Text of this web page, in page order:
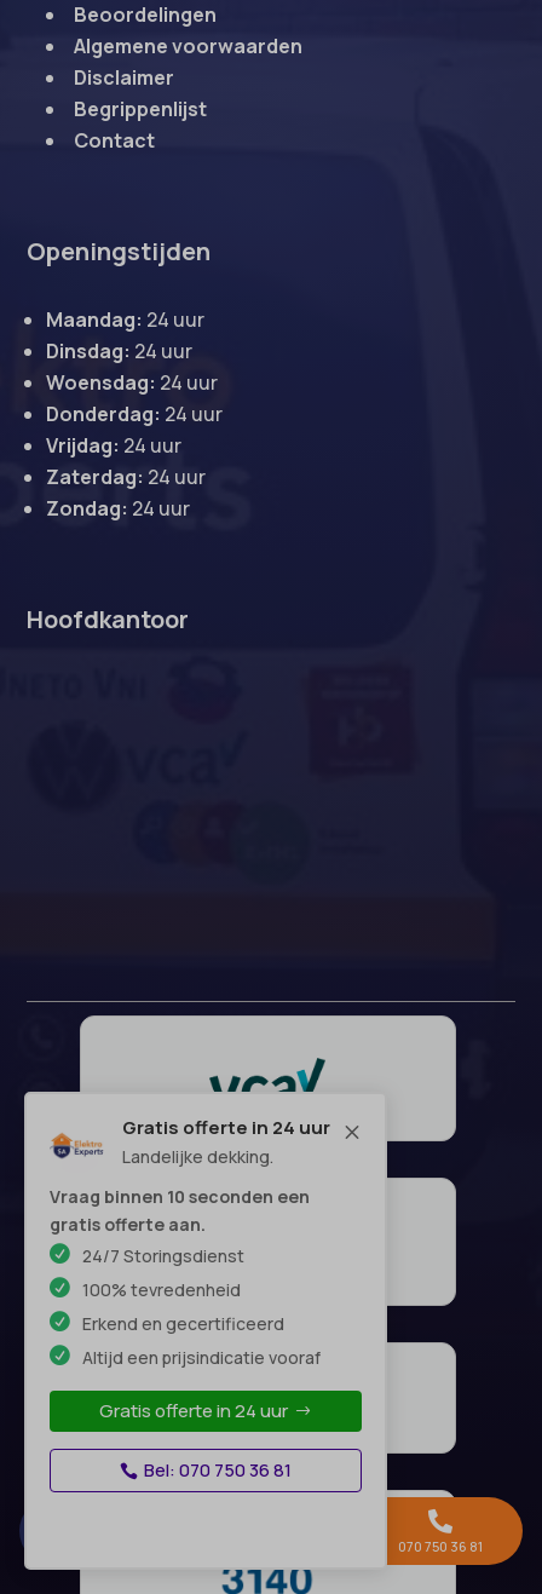
M
Gratis offerte in 24 uur
Landelijke dekking.
Vraag binnen 10 seconden een
gratis offerte aan.
24/7 Storingsdienst
100% tevredenheid
Erkend en gecertificeerd
Altijd een prijsindicatie vooraf
Gratis offerte in 24 uur
Bel: 070 750 36 81
Beoordelingen
Algemene voorwaarden
Disclaimer
Begrippenlijst
Contact
Openingstijden
Maandag: 24 uur
Dinsdag: 24 uur
Woensdag: 24 uur
Donderdag: 24 uur
Vrijdag: 24 uur
Zaterdag: 24 uur
Zondag: 24 uur
Hoofdkantoor

070 750 36 81